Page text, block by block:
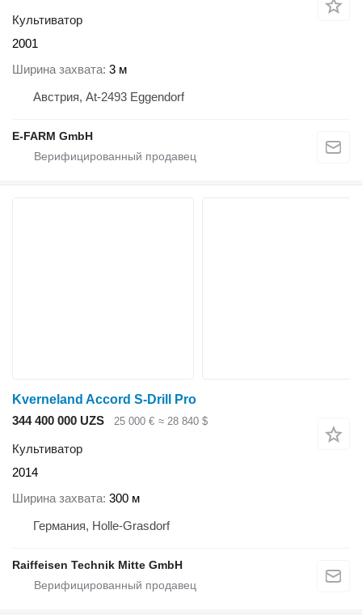
Культиватор
2001
Ширина захвата 3 м
Австрия, At-2493 Eggendorf
E-FARM GmbH
Kverneland Accord S-Drill Pro
344 400 000 UZS
25 000 € ≈ 28 840 $
Культиватор
2014
Ширина захвата 300 м
Германия, Holle-Grasdorf
Raiffeisen Technik Mitte GmbH